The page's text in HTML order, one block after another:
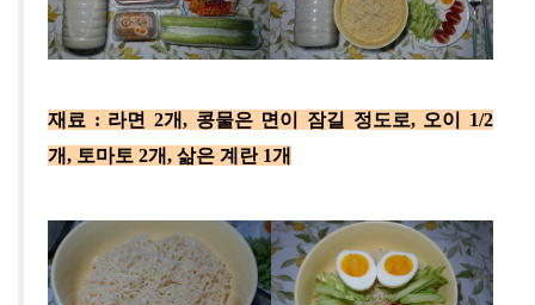
재료 : 라면 2개, 콩물은 면이 잠길 정도로, 오이
1/2
개, 토마토 2개, 삶은 계란 1개